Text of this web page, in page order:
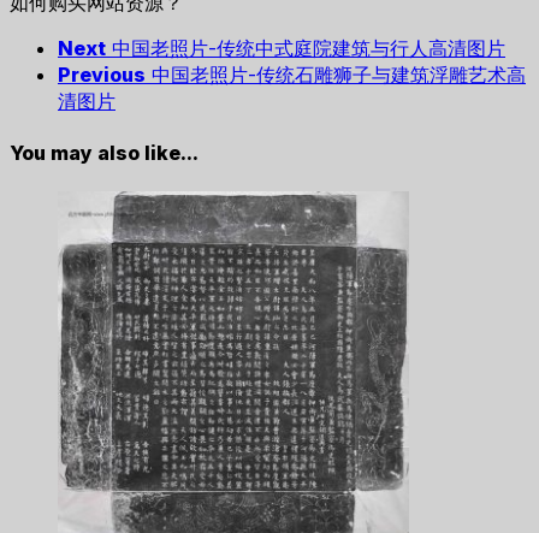
Next 中国老照片-传统中式庭院建筑与行人高清图片
Previous 中国老照片-传统石雕狮子与建筑浮雕艺术高
清图片
You may also like...